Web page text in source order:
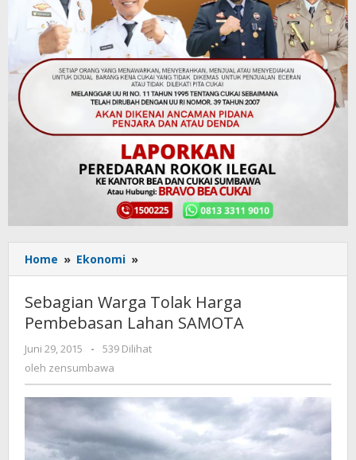
Home » Ekonomi »
Warga
Tolak
Harga
Pembebasan
Lahan
Sebagian Warga Tolak Harga
Pembebasan Lahan SAMOTA
Juni 29, 2015
oleh
zensumbawa
-
539 Dilihat
oleh zensumbawa